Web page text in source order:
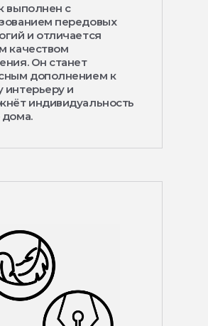
выполнен с
передовых
и отличается
качеством
Он станет
дополнением к
и
индивидуальность